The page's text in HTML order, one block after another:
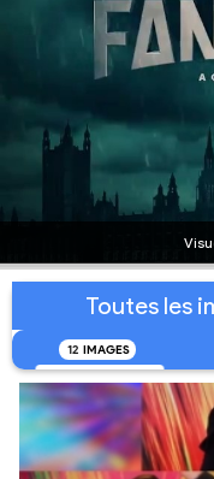
Toutes les
12 IMAGES